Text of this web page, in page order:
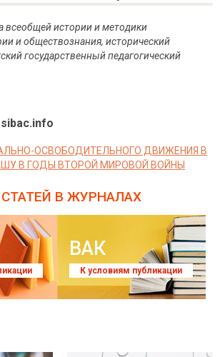
всеобщей истории и методики
и обществознания, исторический
государственный педагогический
ОСВОБОДИТЕЛЬНОГО ДВИЖЕНИЯ В
В ГОДЫ ВТОРОЙ МИРОВОЙ ВОЙНЫ
В ЖУРНАЛАХ
ВАК
К условиям публикации